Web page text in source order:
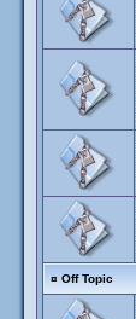
¤ Off Topic